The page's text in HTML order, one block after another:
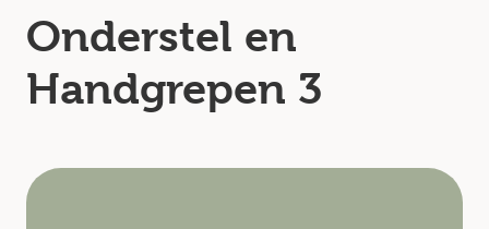
Onderstel en
Handgrepen 3